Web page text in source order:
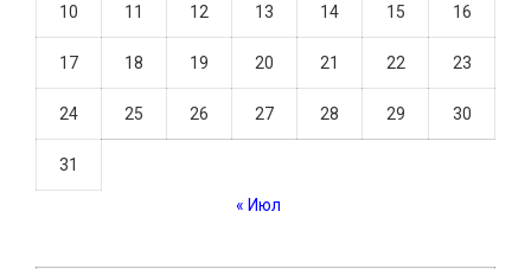
10 11 12 13 14 15 16
17 18 19 20 21 22 23
24 25 26 27 28 29 30
31
« Июл